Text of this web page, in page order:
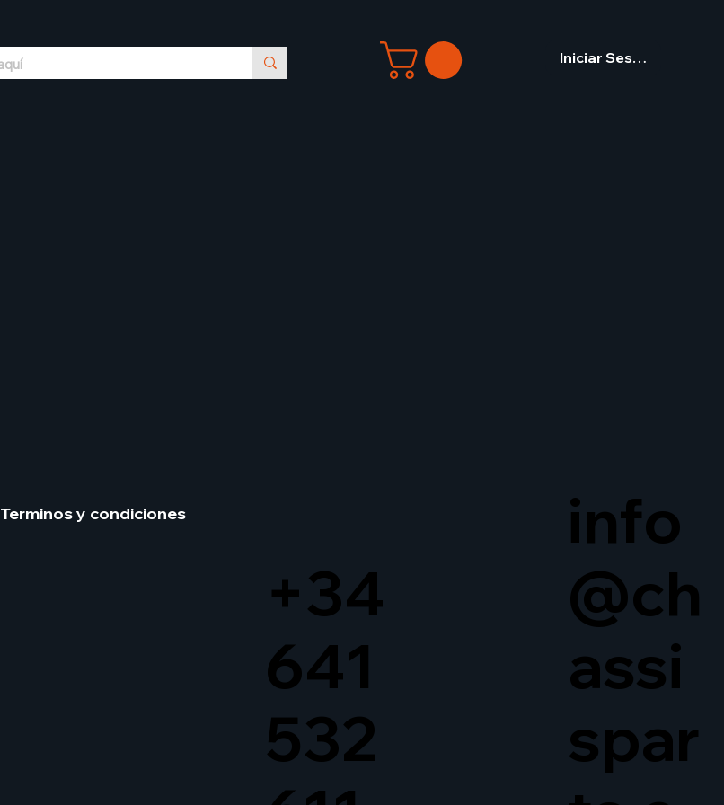
Iniciar Sesión
Terminos y condiciones
info
@ch
assi
spar
+34
641
532